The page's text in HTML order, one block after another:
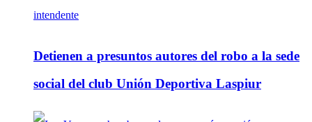
Detienen a presuntos autores del robo a la sede
social del club Unión Deportiva Laspiur